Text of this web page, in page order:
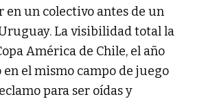
un colectivo antes de un
La visibilidad total la
América de Chile, el año
en el mismo campo de juego
para ser oídas y